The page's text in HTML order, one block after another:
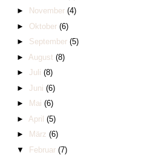
►
November (4)
► Oktober (6)
► September (5)
► August (8)
► Juli (8)
► Juni (6)
►
Mai (6)
► April (5)
►
März (6)
▼
Februar (7)